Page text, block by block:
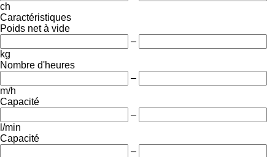
ch
Caractéristiques
Poids net à vide
–
kg
Nombre d'heures
–
m/h
Capacité
–
l/min
Capacité
–